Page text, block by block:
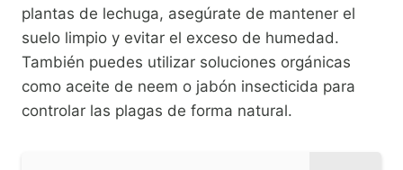
plantas de lechuga, asegúrate de mantener el
suelo limpio y evitar el exceso de humedad.
También puedes utilizar soluciones orgánicas
como aceite de neem o jabón insecticida para
controlar las plagas de forma natural.